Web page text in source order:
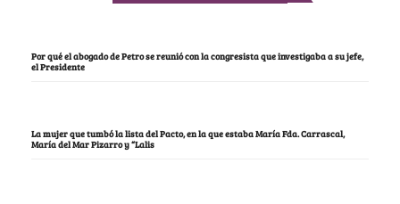
Por qué el abogado de Petro se reunió con la congresista que investigaba a su jefe,
el Presidente
La mujer que tumbó la lista del Pacto, en la que estaba María Fda. Carrascal,
María del Mar Pizarro y “Lalis